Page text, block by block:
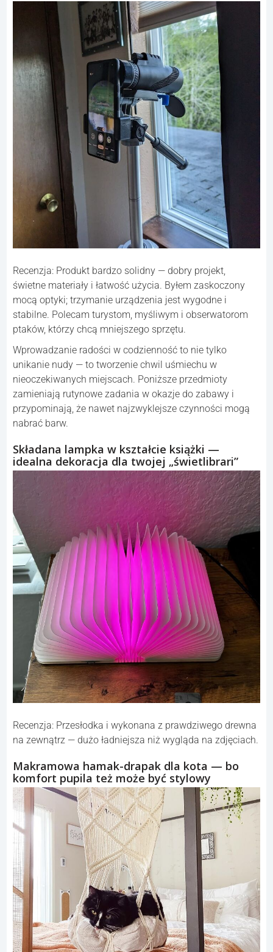
Recenzja: Produkt bardzo solidny — dobry projekt,
świetne materiały i łatwość użycia. Byłem zaskoczony
mocą optyki; trzymanie urządzenia jest wygodne i
stabilne. Polecam turystom, myśliwym i obserwatorom
ptaków, którzy chcą mniejszego sprzętu.
Wprowadzanie radości w codzienność to nie tylko
unikanie nudy — to tworzenie chwil uśmiechu w
nieoczekiwanych miejscach. Poniższe przedmioty
zamieniają rutynowe zadania w okazje do zabawy i
przypominają, że nawet najzwyklejsze czynności mogą
nabrać barw.
Składana lampka w kształcie książki —
idealna dekoracja dla twojej „świetlibrari”
Recenzja: Przesłodka i wykonana z prawdziwego drewna
na zewnątrz — dużo ładniejsza niż wygląda na zdjęciach.
Makramowa hamak-drapak dla kota — bo
komfort pupila też może być stylowy